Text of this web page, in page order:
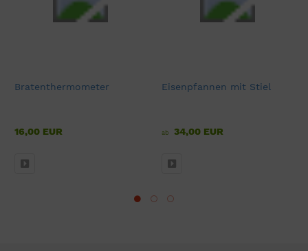
Bratenthermometer
16,00 EUR
Eisenpfannen mit Stiel
ab 34,00 EUR